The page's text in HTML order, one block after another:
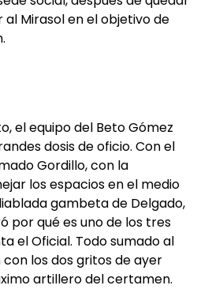
Mirasol en el objetivo de
el equipo del Beto Gómez
dosis de oficio. Con el
Gordillo, con la
los espacios en el medio
gambeta de Delgado,
por qué es uno de los tres
el Oficial. Todo sumado al
los dos gritos de ayer
artillero del certamen.